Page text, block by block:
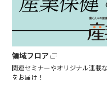
領域フロア
関連セミナーやオリジナル連載
をお届け！